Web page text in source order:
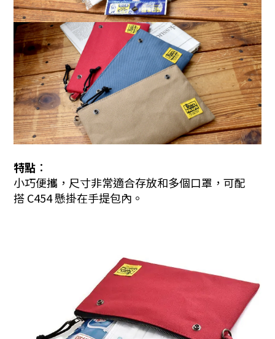
特點︰
小巧便攜，尺寸非常適合存放和多個口罩，可配
搭 C454 懸掛在手提包內 。